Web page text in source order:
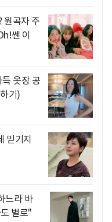
원곡자 주
쎈 이
옷장 공
기)
믿기지
느라 바
별로"